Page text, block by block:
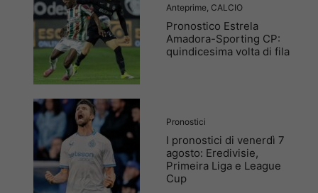
Anteprime CALCIO
Pronostico Estrela
Amadora-Sporting CP:
quindicesima volta di fila
Pronostici
I pronostici di venerdì 7
agosto: Eredivisie,
Primeira Liga e League
Cup